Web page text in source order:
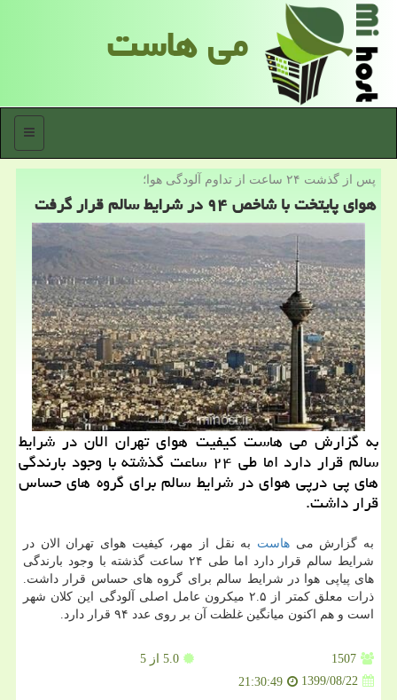
می هاست
منو
پس از گذشت ۲۴ ساعت از تداوم آلودگی هوا؛
هوای پایتخت با شاخص ۹۴ در شرایط سالم قرار گرفت
به گزارش می هاست كیفیت هوای تهران الان در شرایط
سالم قرار دارد اما طی ۲۴ ساعت گذشته با وجود بارندگی
های پی درپی هوای در شرایط سالم برای گروه های حساس
قرار داشت.
به گزارش می هاست به نقل از مهر، کیفیت هوای تهران الان در
شرایط سالم قرار دارد اما طی ۲۴ ساعت گذشته با وجود بارندگی
های پیاپی هوا در شرایط سالم برای گروه های حساس قرار داشت.
ذرات معلق کمتر از ۲.۵ میکرون عامل اصلی آلودگی این کلان شهر
است و هم اکنون میانگین غلظت آن بر روی عدد ۹۴ قرار دارد.
1507
5.0 از 5
1399/08/22
21:30:49